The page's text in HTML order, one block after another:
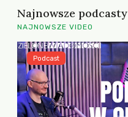
Najnowsze podcasty
NAJNOWSZE VIDEO
Podcast